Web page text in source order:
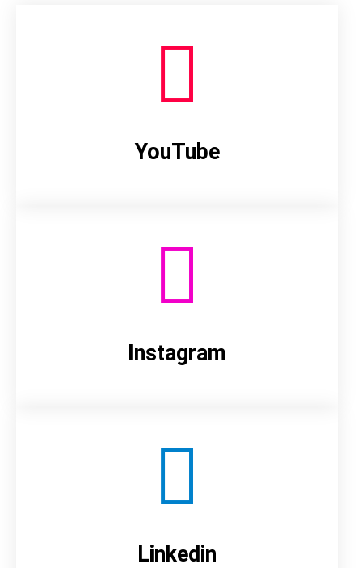
YouTube
Instagram
Linkedin